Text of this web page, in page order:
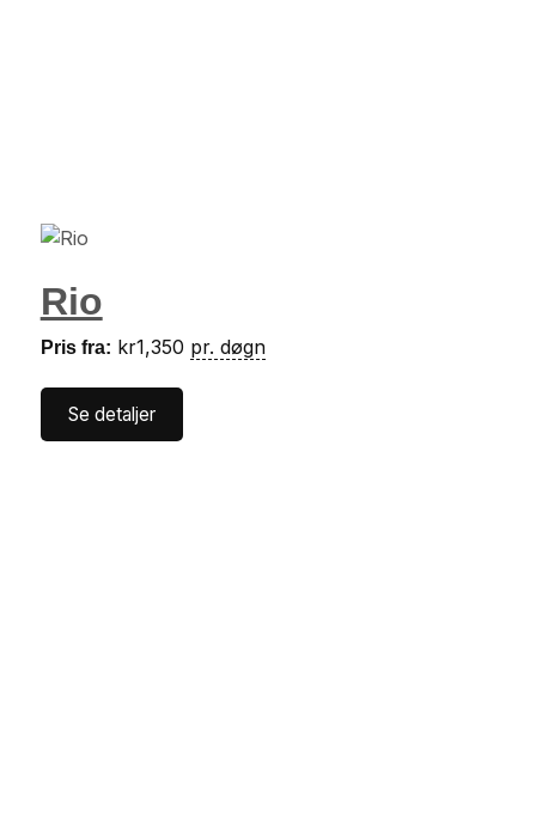
Rio
Pris fra: kr1,350 pr. døgn
Se detaljer